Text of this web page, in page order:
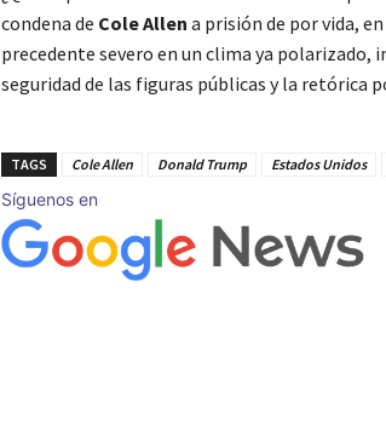
condena de Cole Allen a prisión de por vida,
precedente severo en un clima ya
seguridad de las figuras públicas y la retórica
TAGS Cole Allen Donald Trump Estados Unidos
Síguenos en